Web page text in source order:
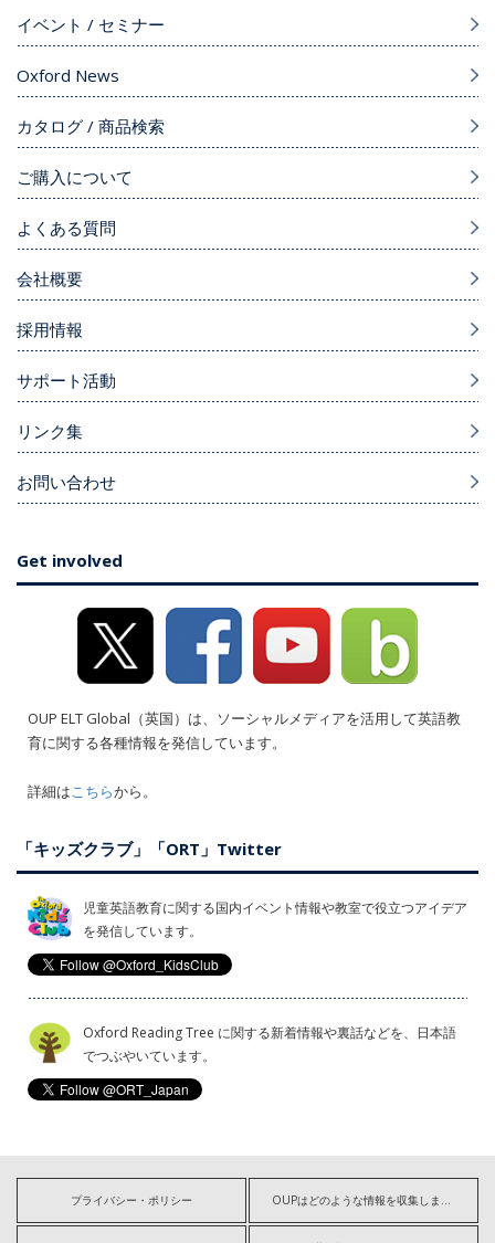
イベント / セミナー
Oxford News
カタログ / 商品検索
ご購入について
よくある質問
会社概要
採用情報
サポート活動
リンク集
お問い合わせ
Get involved
OUP ELT Global（英国）は、ソーシャルメディアを活用して英語教
育に関する各種情報を発信しています。
詳細はこちらから。
「キッズクラブ」「ORT」Twitter
児童英語教育に関する国内イベント情報や教室で役立つアイデア
を発信しています。
Oxford Reading Tree に関する新着情報や裏話などを、日本語
でつぶやいています。
プライバシー・ポリシー OUPはどのような情報を収集しますか?